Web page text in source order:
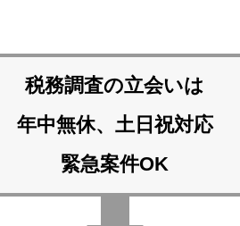
税務調査の立会いは
年中無休、土日祝対応
緊急案件OK